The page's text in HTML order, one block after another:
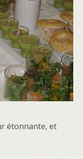
étonnante, et